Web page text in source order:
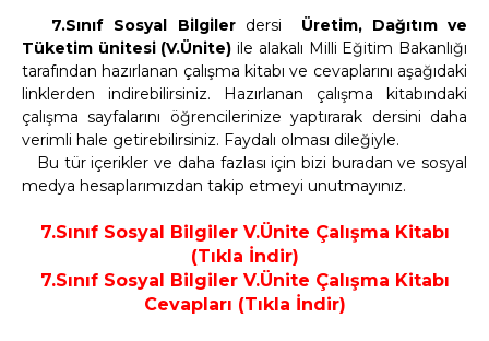
7.Sınıf Sosyal Bilgilerdersi Üretim, Dağıtım ve
Tüketim ünitesi (V.Ünite) ile alakalı Milli Eğitim Bakanlığı
tarafından hazırlanan çalışma kitabı ve cevaplarını aşağıdaki
linklerden indirebilirsiniz. Hazırlanan çalışma kitabındaki
çalışma sayfalarını öğrencilerinize yaptırarak dersini daha
verimli hale getirebilirsiniz. Faydalı olması dileğiyle.
Bu tür içerikler ve daha fazlası için bizi buradan ve sosyal
medya hesaplarımızdan takip etmeyi unutmayınız.
7.Sınıf Sosyal Bilgiler V.Ünite Çalışma Kitabı
(Tıkla İndir)
7.Sınıf Sosyal Bilgiler V.Ünite Çalışma Kitabı
Cevapları (Tıkla İndir)